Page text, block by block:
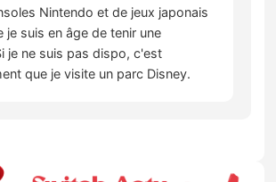
Nintendo et de jeux japonais
je suis en âge de tenir une
je ne suis pas dispo, c'est
que je visite un parc Disney.